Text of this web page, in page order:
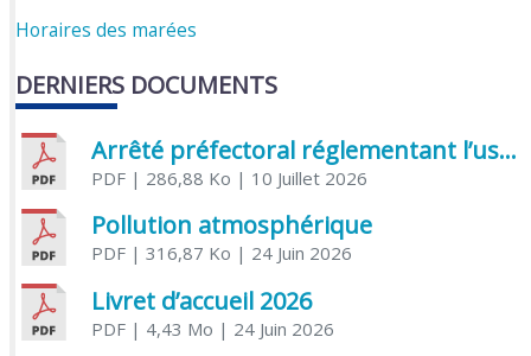
Horaires des marées
DERNIERS DOCUMENTS
Arrêté préfectoral réglementant l’usage de l’eau
PDF| 286,88 Ko | 10 Juillet 2026
Pollution atmosphérique
PDF| 316,87 Ko | 24 Juin 2026
Livret d’accueil 2026
PDF| 4,43 Mo | 24 Juin 2026